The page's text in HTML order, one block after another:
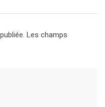
Les champs